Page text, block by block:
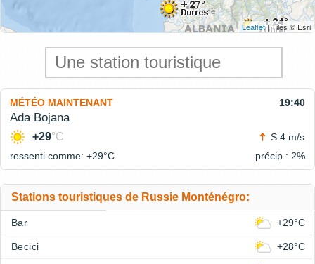
Leaflet| Tiles © Esri
MÉTÉO MAINTENANT 19:40
Ada Bojana
+29°C
S 4 m/s
ressenti comme: +29°C précip.: 2%
Stations touristiques de Russie Monténégro:
Bar +29°C
Becici +28°C